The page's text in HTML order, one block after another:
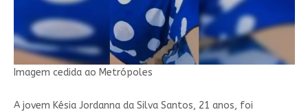
Imagem cedida ao Metrópoles
A jovem Késia Jordanna da Silva Santos, 21 anos, foi